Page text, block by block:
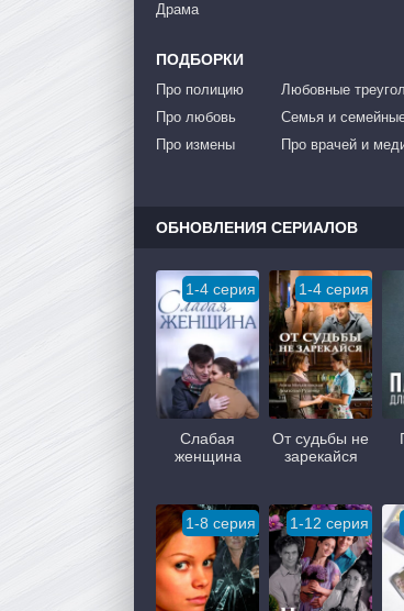
Драма
ПОДБОРКИ
Про полицию
Про любовь
Про измены
Любовные
Семья и
Про врачей и
ОБНОВЛЕНИЯ СЕРИАЛОВ
1-4 серия
Слабая
женщина
1-4 серия
От судьбы не
зарекайся
1-8 серия 1-12 серия